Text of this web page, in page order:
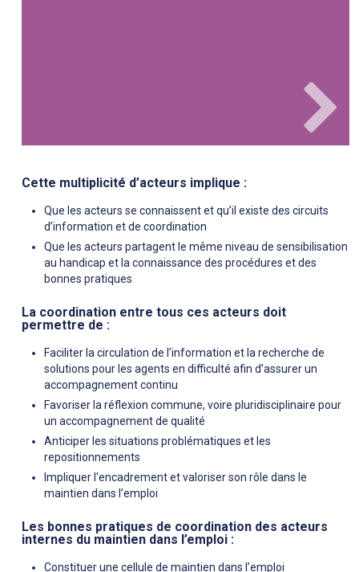
Cette multiplicité d’acteurs implique :
Que les acteurs se connaissent et qu’il existe des circuits
d’information et de coordination
Que les acteurs partagent le même niveau de sensibilisation
au handicap et la connaissance des procédures et des
bonnes pratiques
La coordination entre tous ces acteurs doit
permettre de :
Faciliter la circulation de l’information et la recherche de
solutions pour les agents en difficulté afin d’assurer un
accompagnement continu
Favoriser la réflexion commune, voire pluridisciplinaire pour
un accompagnement de qualité
Anticiper les situations problématiques et les
repositionnements
Impliquer l'encadrement et valoriser son rôle dans le
maintien dans l’emploi
Les bonnes pratiques de coordination des acteurs
internes du maintien dans l’emploi :
Constituer une cellule de maintien dans l’emploi